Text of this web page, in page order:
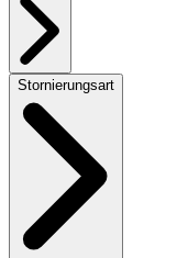
Stornierungsart